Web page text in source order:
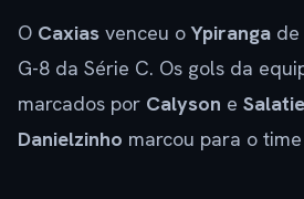
O Caxias venceu oYpiranga
G-8 da Série C. Os gols da
marcados por Calyson e
Danielzinho marcou para o